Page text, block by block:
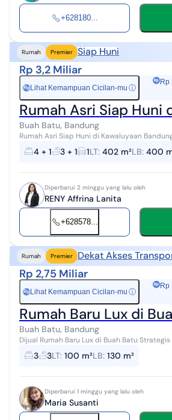
+628180...
Rumah Premier Siap Huni
Rp 3,2 Miliar
RpLihat Kemampuan Cicilan-mu ⓘ
Rp
Rumah Asri Siap Huni
Buah Batu, Bandung
Rumah Asri Siap Huni di Kawaluyaan Bandung LT 402 LB 400 KT
4 + 1 3 + 1 1LT: 402 m²LB: 400
Diperbarui 2 minggu yang lalu oleh
RENY Affrina Lanita
+628578...
Rumah Premier Dekat Akses
Rp 2,75 Miliar
RpLihat Kemampuan Cicilan-mu ⓘ
Rp
Rumah Baru Lux di
Buah Batu, Bandung
Dijual Rumah Baru Lux di Buah Batu
Miliki hunian modern yang memadukan
dan lokasi strat...
3 3LT: 100 m²LB: 130 m²
Diperbarui 1 minggu yang lalu oleh
Maria Susanti